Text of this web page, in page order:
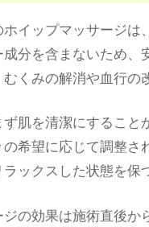
ホイップマッサージ
分を含まないため
くみの解消や血行の
肌を清潔にするこ
希望に応じて調整
ックスした状態を保
の効果は施術直後